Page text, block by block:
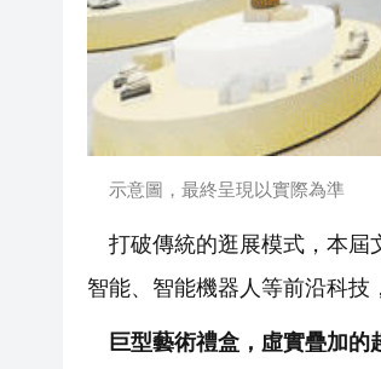
示意圖，最終呈現以實際為準
打破傳統的逛展模式，本屆
智能、智能機器人等前沿科技
巨型藝術禮盒，虛實疊加的